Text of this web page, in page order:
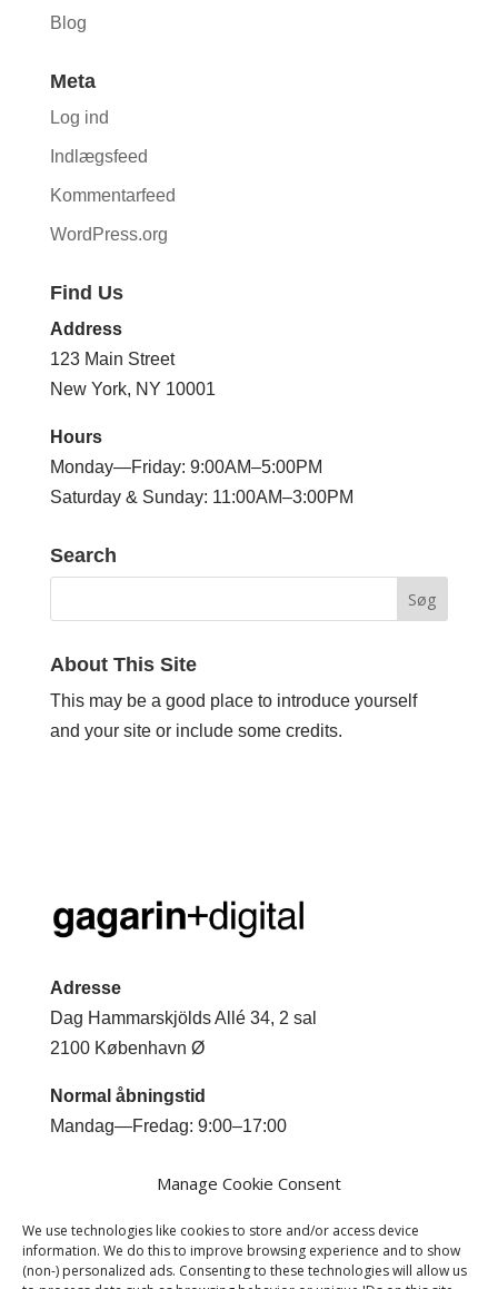
Manage Cookie Consent
We use technologies like cookies to store and/or access device
information. We do this to improve browsing experience and to show
(non-) personalized ads. Consenting to these technologies will allow us
Blog
Meta
Log ind
Indlægsfeed
Kommentarfeed
WordPress.org
Find Us
Address
123 Main Street
New York, NY 10001
Hours
Monday—Friday: 9:00AM–5:00PM
Saturday & Sunday: 11:00AM–3:00PM
Search
About This Site
This may be a good place to introduce yourself
and your site or include some credits.
Adresse
Dag Hammarskjölds Allé 34, 2 sal
2100 København Ø
Normal åbningstid
Mandag—Fredag: 9:00–17:00
Emailjm@gagarindigital.dk